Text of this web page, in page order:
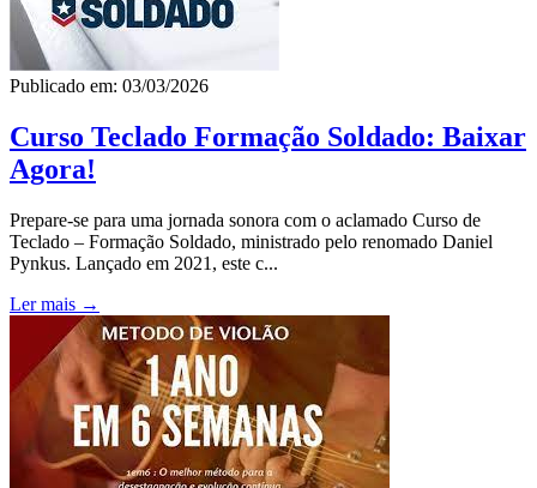
Publicado em: 03/03/2026
Curso Teclado Formação Soldado: Baixar
Agora!
Prepare-se para uma jornada sonora com o aclamado Curso de
Teclado – Formação Soldado, ministrado pelo renomado Daniel
Pynkus. Lançado em 2021, este c...
Ler mais →